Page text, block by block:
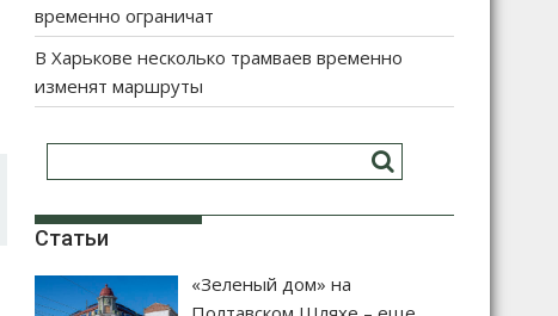
временно ограничат
В Харькове несколько трамваев временно
изменят маршруты
Статьи
«Зеленый дом» на